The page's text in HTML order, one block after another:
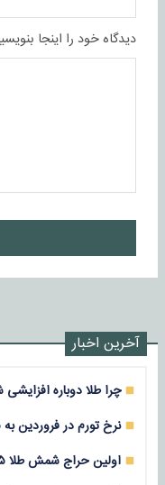
دیدگاه خود را اینجا
آخرین اخبار
چرا طلا دوباره
نرخ تورم در فروردین به ۷۳.۵ درصد رسید
اولین حراج شمش طلا ۱۴۰۵ برگزار می‌شود